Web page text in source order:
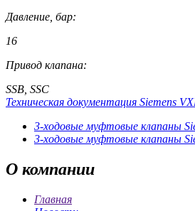
Давление, бар:
16
Привод клапана:
SSB, SSC
Техническая документация Siemens
3-ходовые муфтовые клапаны
3-ходовые муфтовые клапаны
О компании
Главная